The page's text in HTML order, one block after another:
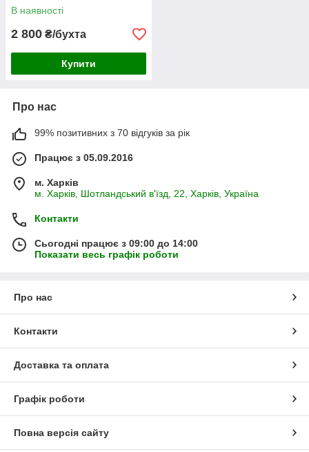
В наявності
2 800 ₴/бухта
Купити
Про нас
99% позитивних з 70 відгуків за рік
Працює з 05.09.2016
м. Харків
м. Харків, Шотландський в'їзд, 22, Харків, Україна
Контакти
Сьогодні працює з 09:00 до 14:00
Показати весь графік роботи
Про нас
Контакти
Доставка та оплата
Графік роботи
Повна версія сайту